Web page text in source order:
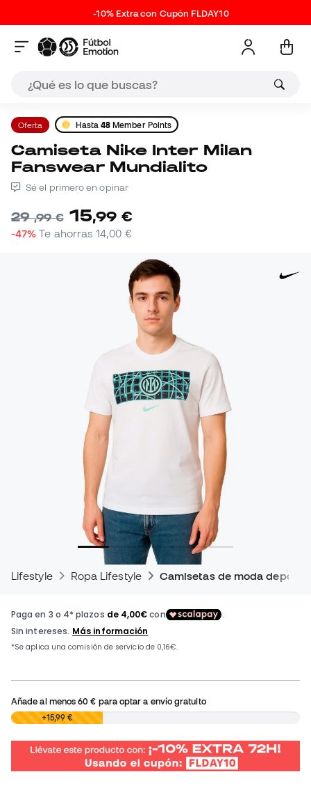
-10% Extra con Cupón FLDAY10
Oferta Hasta 48 Member Points
Camiseta Nike Inter Milan
Fanswear Mundialito
Sé el primero en opinar
29,99 € 15,99 €
-47% Te ahorras14,00 €
Lifestyle Ropa Lifestyle Camisetas de moda
Añade al menos60 € para optar a envío gratuito
0,00 € +15,99 €